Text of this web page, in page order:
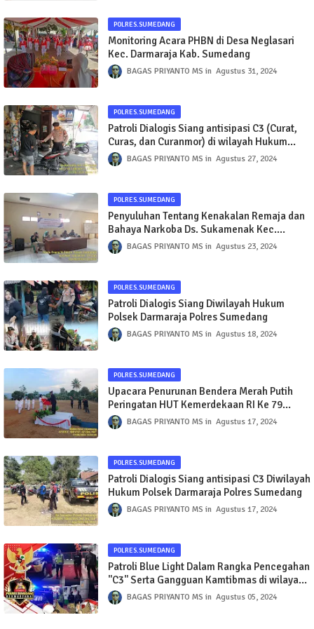
POLRES.SUMEDANG
Monitoring Acara PHBN di Desa Neglasari
Kec. Darmaraja Kab. Sumedang
BAGAS PRIYANTO MS Agustus 31, 2024
POLRES.SUMEDANG
Patroli Dialogis Siang antisipasi C3 (Curat,
Curas, dan Curanmor) di wilayah Hukum
Polsek Darmaraja Polres Sumedang
BAGAS PRIYANTO MS Agustus 27, 2024
POLRES.SUMEDANG
Penyuluhan Tentang Kenakalan Remaja dan
Bahaya Narkoba Ds. Sukamenak Kec.
Darmaraja Kab. Sumedang
BAGAS PRIYANTO MS Agustus 23, 2024
POLRES.SUMEDANG
Patroli Dialogis Siang Diwilayah Hukum
Polsek Darmaraja Polres Sumedang
BAGAS PRIYANTO MS Agustus 18, 2024
POLRES.SUMEDANG
Upacara Penurunan Bendera Merah Putih
Peringatan HUT Kemerdekaan RI Ke 79
Tahun 2024 Tingkat Kec. Darmaraja Kab.
Sumedang
BAGAS PRIYANTO MS Agustus 17, 2024
POLRES.SUMEDANG
Patroli Dialogis Siang antisipasi C3 Diwilayah
Hukum Polsek Darmaraja Polres Sumedang
BAGAS PRIYANTO MS Agustus 17, 2024
POLRES.SUMEDANG
Patroli Blue Light Dalam Rangka Pencegahan
"C3" Serta Gangguan Kamtibmas di wilayah
Hukum Polsek Darmaraja
BAGAS PRIYANTO MS Agustus 05, 2024